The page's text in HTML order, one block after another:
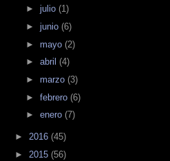
► julio (1)
► junio (6)
► mayo (2)
► abril (4)
► marzo (3)
► febrero (6)
► enero (7)
► 2016 (45)
► 2015 (56)